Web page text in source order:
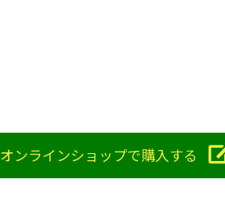
オンラインショップで購入する